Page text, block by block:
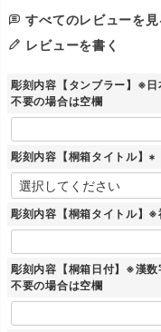
すべてのレビューを見
レビューを書く
彫刻内容【タンブラー】※
不要の場合は空欄
彫刻内容【桐箱タイトル】
(
須
彫刻内容【桐箱タイトル】
彫刻内容【桐箱日付】※漢
不要の場合は空欄